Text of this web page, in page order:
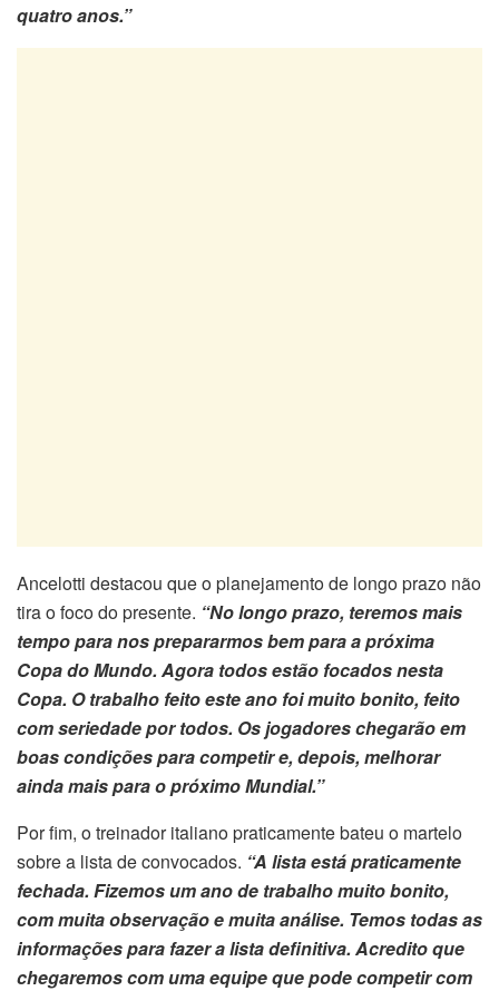
quatro anos.”
Ancelotti destacou que o planejamento de longo prazo não
tira o foco do presente. “No longo prazo, teremos mais
tempo para nos prepararmos bem para a próxima
Copa do Mundo. Agora todos estão focados nesta
Copa. O trabalho feito este ano foi muito bonito, feito
com seriedade por todos. Os jogadores chegarão em
boas condições para competir e, depois, melhorar
ainda mais para o próximo Mundial.”
Por fim, o treinador italiano praticamente bateu o martelo
sobre a lista de convocados. “A lista está praticamente
fechada. Fizemos um ano de trabalho muito bonito,
com muita observação e muita análise. Temos todas as
informações para fazer a lista definitiva. Acredito que
chegaremos com uma equipe que pode competir com